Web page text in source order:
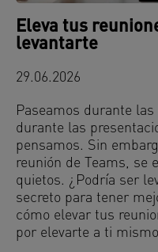
Eleva tus
levantarte
29.06.2026
Paseamos durante
durante las
pensamos. Sin
reunión de Teams, se
quietos. ¿Podría ser
secreto para tener
cómo elevar tus
por elevarte a ti